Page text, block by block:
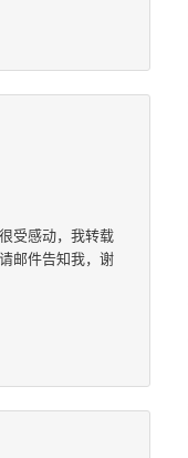
受感动，我转载
邮件告知我，谢